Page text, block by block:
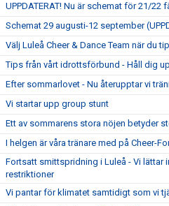
UPPDATERAT! Nu är schemat för 21/22
Schemat 29 augusti-12 september
Välj Luleå Cheer & Dance Team när du
Tips från vårt idrottsförbund - Håll dig
Efter sommarlovet - Nu återupptar vi
Vi startar upp group stunt
Ett av sommarens stora nöjen betyder
I helgen är våra tränare med på Cheer-
Fortsatt smittspridning i Luleå - Vi lättar
restriktioner
Vi pantar för klimatet samtidigt som vi